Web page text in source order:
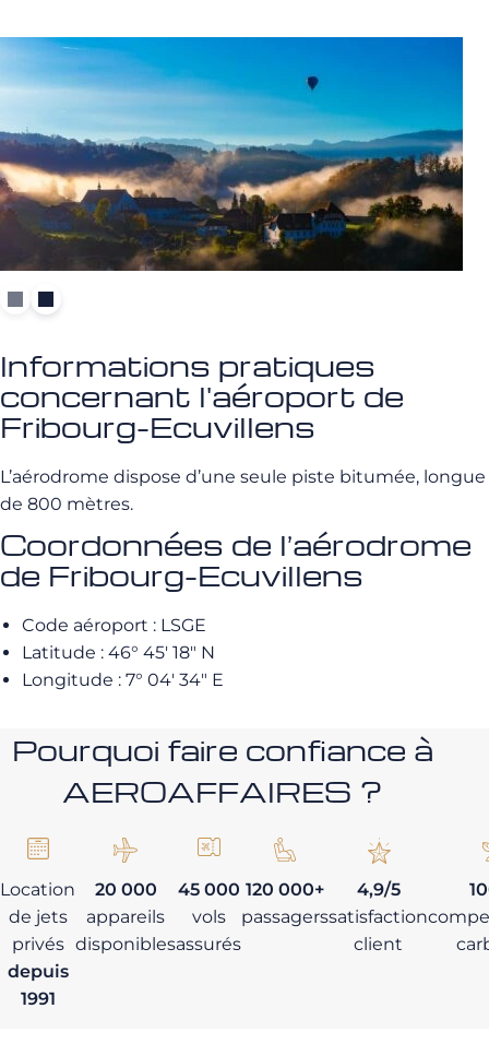
Informations pratiques
concernant l'aéroport de
Fribourg-Ecuvillens
L’aérodrome dispose d’une seule piste bitumée, longue
de 800 mètres.
Coordonnées de l’aérodrome
de Fribourg-Ecuvillens
Code aéroport : LSGE
Latitude : 46° 45′ 18″ N
Longitude : 7° 04′ 34″ E
Pourquoi faire confiance à
AEROAFFAIRES ?
Location
de jets
privés
depuis
1991
20 000
appareils
disponibles
45 000
vols
assurés
120 000+
passagers
4,9/5
satisfaction
client